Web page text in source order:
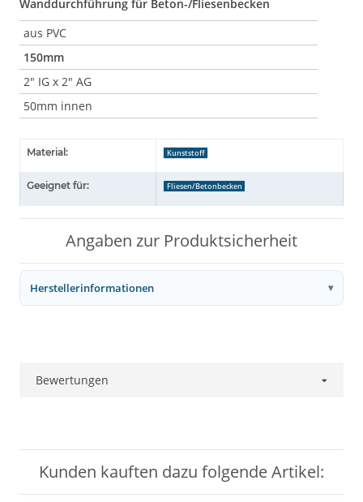
Wanddurchführung für Beton-/Fliesenbecken
aus PVC
150mm
2" IG x 2" AG
50mm innen
Material: Kunststoff
Geeignet für: Fliesen/Betonbecken
Angaben zur Produktsicherheit
Herstellerinformationen
Bewertungen
Kunden kauften dazu folgende Artikel: